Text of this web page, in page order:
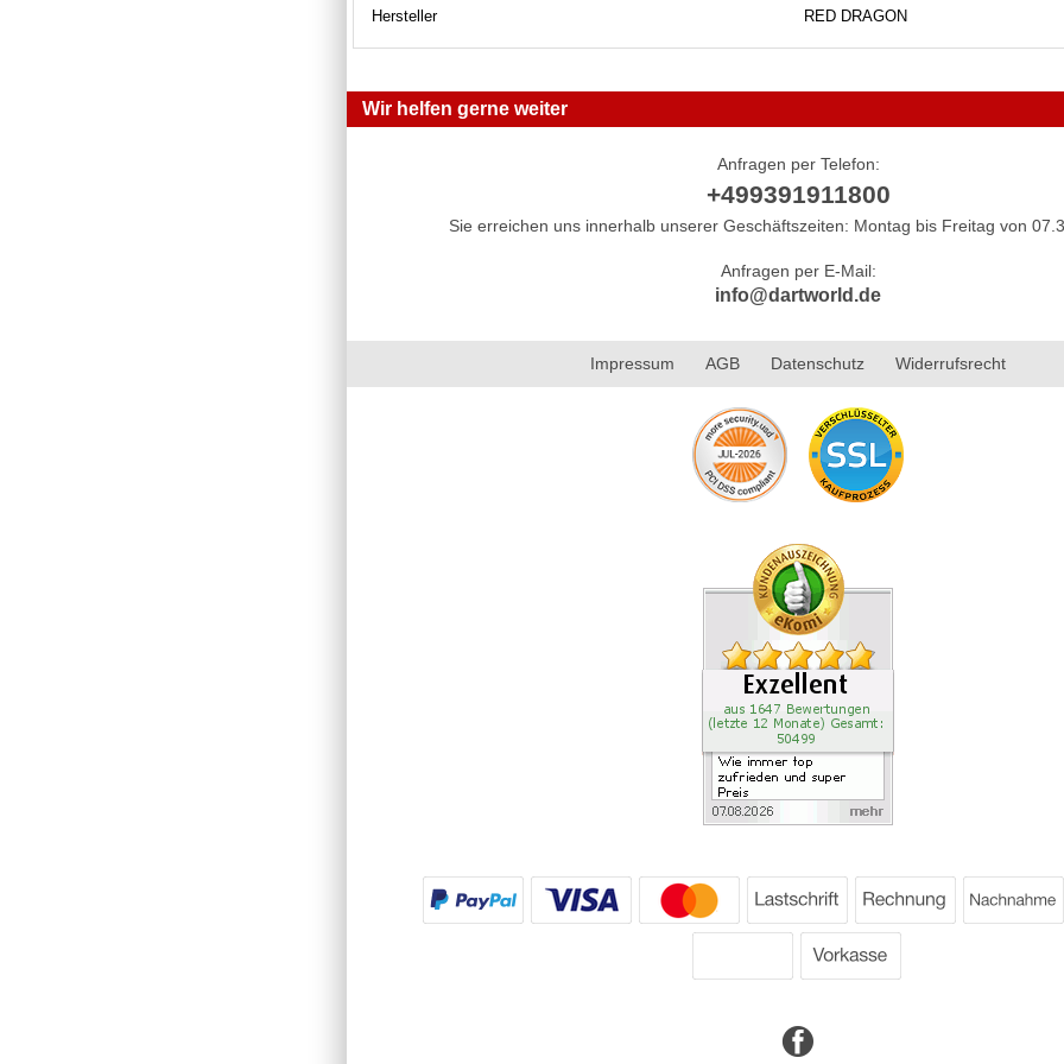
Hersteller
RED DRAGON
Wir helfen gerne weiter
Anfragen per Telefon:
+499391911800
Sie erreichen uns innerhalb unserer Geschäftszeiten: Montag bis Freitag von
Anfragen per E-Mail:
info@dartworld.de
Impressum AGB Datenschutz Widerrufsrecht